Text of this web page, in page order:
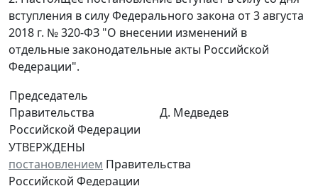
вступления в силу Федерального закона от 3 августа
2018 г. № 320-ФЗ "О внесении изменений в
отдельные законодательные акты Российской
Федерации".
Председатель
Правительства
Российской Федерации
Д. Медведев
УТВЕРЖДЕНЫ
постановлением Правительства
Российской Федерации